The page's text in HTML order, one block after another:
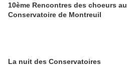
10ème Rencontres des choeurs au
Conservatoire de Montreuil
La nuit des Conservatoires